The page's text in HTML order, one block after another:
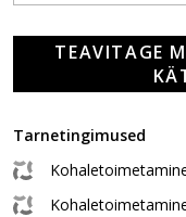
TEAVITAGE
Tarnetingimused